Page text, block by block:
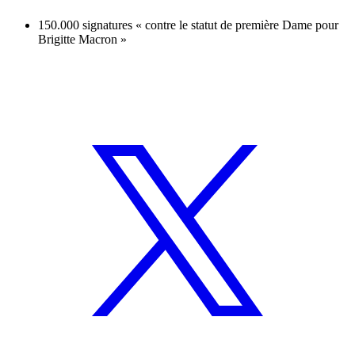
150.000 signatures « contre le statut de première Dame pour
Brigitte Macron »